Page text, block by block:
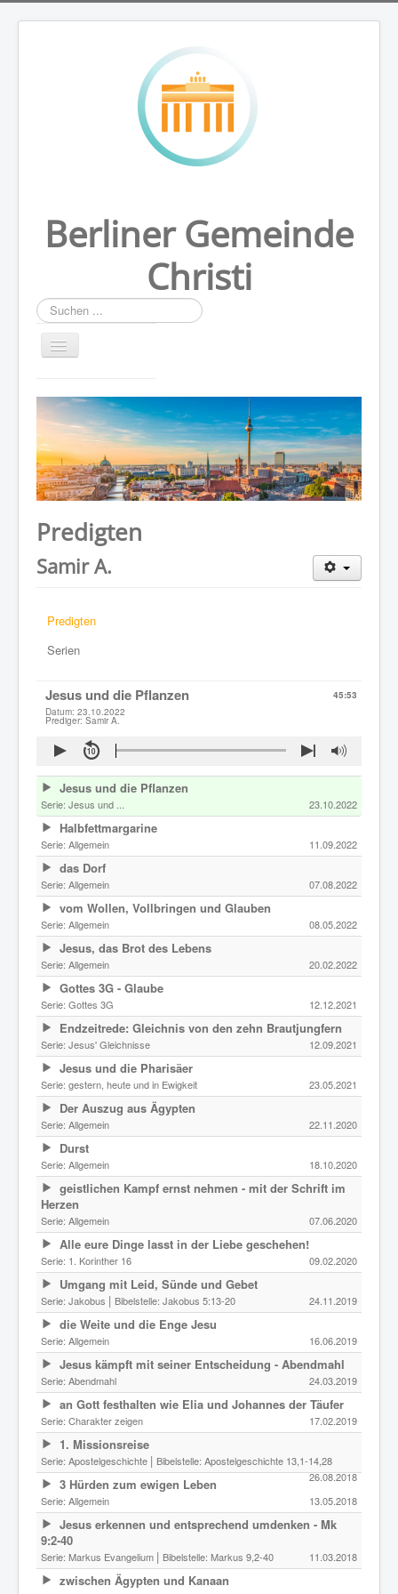
Berliner Gemeinde
Christi
Suchen
...
WER WIR SIND
GOTTESDIENST
PREDIGTEN
KONTAKT
Predigten
Samir A.
Predigten
Serien
45:53
Jesus und die Pflanzen
Datum: 23.10.2022
Prediger: Samir A.
Jesus und die Pflanzen
Serie: Jesus und ... 23.10.2022
Halbfettmargarine
Serie: Allgemein 11.09.2022
das Dorf
Serie: Allgemein 07.08.2022
vom Wollen, Vollbringen und Glauben
Serie: Allgemein 08.05.2022
Jesus, das Brot des Lebens
Serie: Allgemein 20.02.2022
Gottes 3G - Glaube
Serie: Gottes 3G 12.12.2021
Endzeitrede: Gleichnis von den zehn Brautjungfern
Serie: Jesus' Gleichnisse 12.09.2021
Jesus und die Pharisäer
Serie: gestern, heute und in Ewigkeit 23.05.2021
Der Auszug aus Ägypten
Serie: Allgemein 22.11.2020
Durst
Serie: Allgemein 18.10.2020
geistlichen Kampf ernst nehmen - mit der Schrift im
Herzen
Serie: Allgemein 07.06.2020
Alle eure Dinge lasst in der Liebe geschehen!
Serie: 1. Korinther 16 09.02.2020
Umgang mit Leid, Sünde und Gebet
Serie: Jakobus | Bibelstelle: Jakobus 5:13-20 24.11.2019
die Weite und die Enge Jesu
Serie: Allgemein 16.06.2019
Jesus kämpft mit seiner Entscheidung - Abendmahl
Serie: Abendmahl 24.03.2019
an Gott festhalten wie Elia und Johannes der Täufer
Serie: Charakter zeigen 17.02.2019
1. Missionsreise
Serie: Apostelgeschichte | Bibelstelle: Apostelgeschichte 13,1-14,28
26.08.2018
3 Hürden zum ewigen Leben
Serie: Allgemein 13.05.2018
Jesus erkennen und entsprechend umdenken - Mk
9:2-40
Serie: Markus Evangelium | Bibelstelle: Markus 9,2-40 11.03.2018
zwischen Ägypten und Kanaan